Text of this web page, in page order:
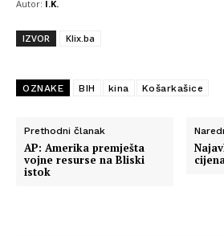
Autor: I.K.
IZVOR Klix.ba
OZNAKE BIH kina Košarkašice
Prethodni članak
AP: Amerika premješta
vojne resurse na Bliski
istok